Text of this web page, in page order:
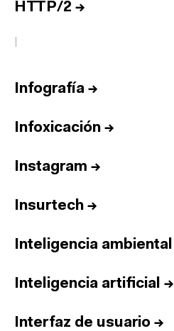
HTTP/2 →
I
Infografía →
Infoxicación →
Instagram →
Insurtech →
Inteligencia ambiental
Inteligencia artificial →
Interfaz de usuario →